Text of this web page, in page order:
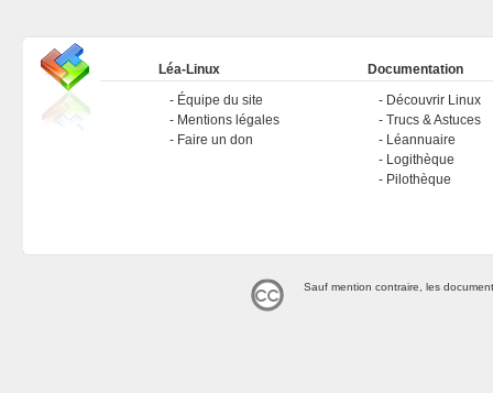
Léa-Linux
Équipe du site
Mentions légales
Faire un don
Documentation
Découvrir Linux
Trucs & Astuces
Léannuaire
Logithèque
Pilothèque
Sauf mention contraire, les